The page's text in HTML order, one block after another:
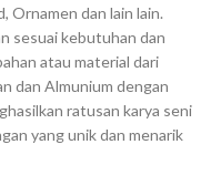
Ornamen dan lain lain.
sesuai kebutuhan dan
atau material dari
dan Almunium dengan
ratusan karya seni
yang unik dan menarik